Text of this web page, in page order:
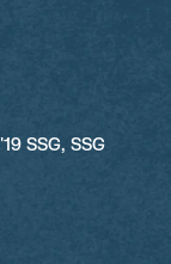
SSG, SSG